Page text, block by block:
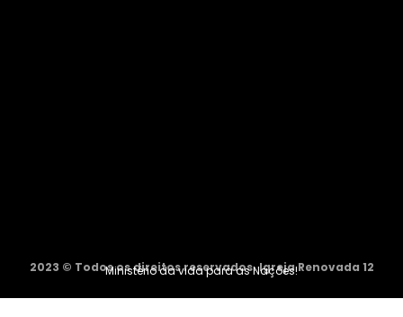
2023 © Todos os direitos reservados. Igreja Renovada 12
Ministério da vida para as Nações!